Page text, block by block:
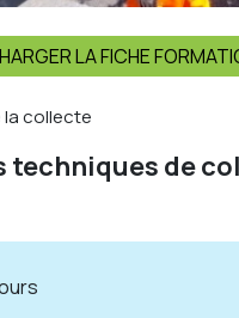
LA FICHE
la collecte
techniques de